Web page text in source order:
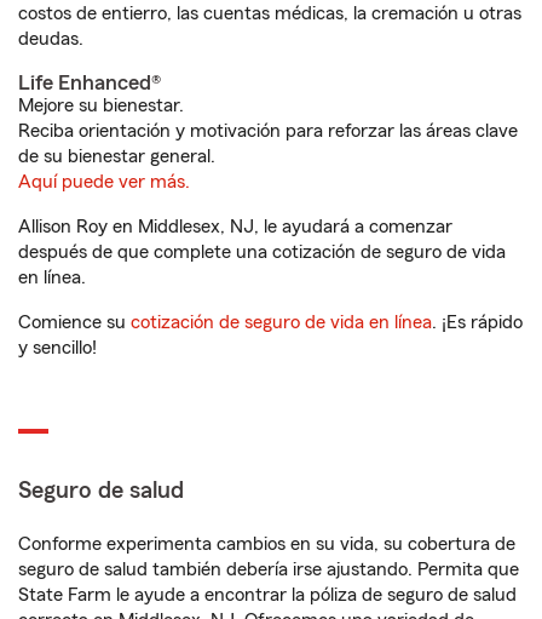
costos de entierro, las cuentas médicas, la cremación u otras
deudas.
Life Enhanced®
Mejore su bienestar.
Reciba orientación y motivación para reforzar las áreas clave
de su bienestar general.
Aquí puede ver más.
Allison Roy en Middlesex, NJ, le ayudará a comenzar
después de que complete una cotización de seguro de vida
en línea.
Comience su cotización de seguro de vida en línea. ¡Es rápido
y sencillo!
Seguro de salud
Conforme experimenta cambios en su vida, su cobertura de
seguro de salud también debería irse ajustando. Permita que
State Farm le ayude a encontrar la póliza de seguro de salud